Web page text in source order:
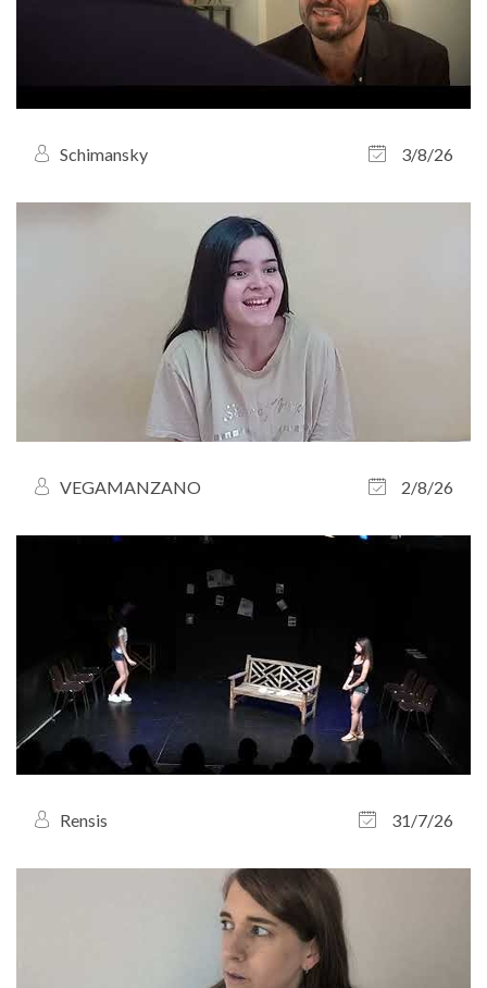
Schimansky 3/8/26
VEGAMANZANO 2/8/26
Rensis 31/7/26